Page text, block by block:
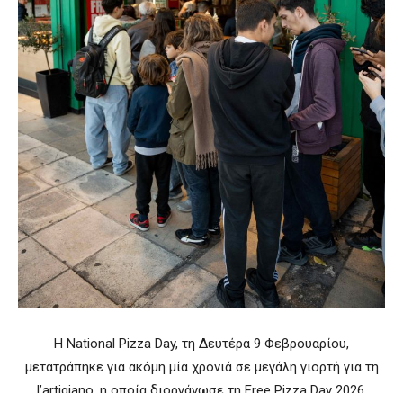
Η National Pizza Day, τη Δευτέρα 9 Φεβρουαρίου,
μετατράπηκε για ακόμη μία χρονιά σε μεγάλη γιορτή για τη